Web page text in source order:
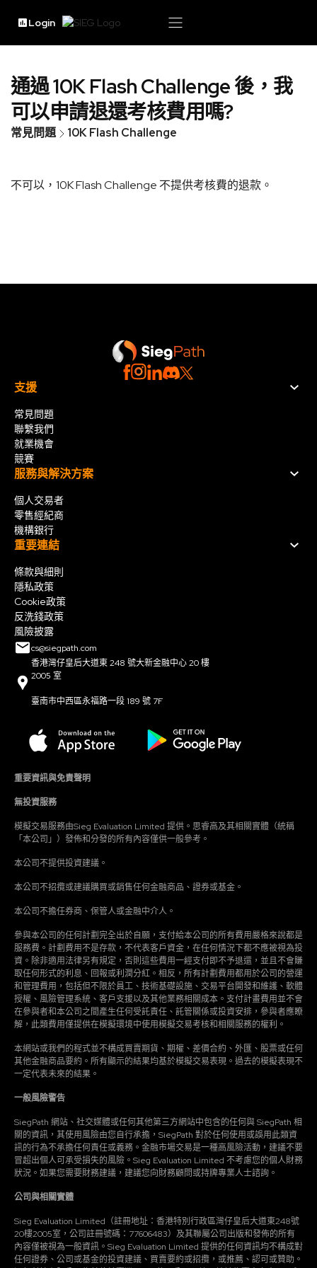
Login
通過 10K Flash Challenge 後，我
可以申請退還考核費用嗎?
常見問題 10K Flash Challenge
不可以，10K Flash Challenge 不提供考核費的退款。
支援
常見問題
聯繫我們
就業機會
競賽
服務與解決方案
個人交易者
零售經紀商
機構銀行
重要連結
條款與細則
隱私政策
Cookie政策
反洗錢政策
風險披露
cs@siegpath.com
香港灣仔皇后大道東 248 號大新金融中心 20 樓
2005 室
臺南市中西區永福路一段 189 號 7F
重要資訊與免責聲明
無投資服務
模擬交易服務由Sieg Evaluation Limited 提供。思睿高及其相關實體（統稱
「本公司」）發佈和分發的所有內容僅供一般參考。
本公司不提供投資建議。
本公司不招攬或建議購買或銷售任何金融商品、證券或基金。
本公司不擔任券商、保管人或金融中介人。
參與本公司的任何計劃完全出於自願，支付給本公司的所有費用嚴格來說都是
服務費。計劃費用不是存款，不代表客戶資金，在任何情況下都不應被視為投
資。除非適用法律另有規定，否則這些費用一經支付即不予退還，並且不會賺
取任何形式的利息、回報或利潤分紅。相反，所有計劃費用都用於公司的營運
和管理費用，包括但不限於員工、技術基礎設施、交易平台開發和維護、軟體
授權、風險管理系統、客戶支援以及其他業務相關成本。支付計畫費用並不會
在參與者和本公司之間產生任何受託責任、託管關係或投資安排，參與者應瞭
解，此類費用僅提供在模擬環境中使用模擬交易考核和相關服務的權利。
本網站或我們的程式並不構成買賣期貨、期權、差價合約、外匯、股票或任何
其他金融商品要約。所有顯示的結果均基於模擬交易表現。過去的模擬表現不
一定代表未來的結果。
一般風險警告
SiegPath 網站、社交媒體或任何其他第三方網站中包含的任何與 SiegPath 相
關的資訊，其使用風險由您自行承擔，SiegPath 對於任何使用或誤用此類資
訊的行為不承擔任何責任或義務。金融市場交易是一種高風險活動，建議不要
冒超出個人可承受損失的風險。Sieg Evaluation Limited 不考慮您的個人財務
狀況。如果您需要財務建議，建議您向財務顧問或持牌專業人士諮詢。
公司與相關實體
Sieg Evaluation Limited（註冊地址：香港特別行政區灣仔皇后大道東248號
20樓2005室，公司註冊號碼：77606483）及其聯屬公司出版和發佈的所有
內容僅被視為一般資訊。Sieg Evaluation Limited 提供的任何資訊均不構成對
任何證券、公司或基金的投資建議、買賣要約或招攬，或推薦、認可或贊助。